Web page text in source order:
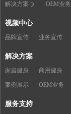
解决方案 OEM业务
视频中心
品牌宣传 业务宣传
解决方案
家庭健身 商用健身
案例展示 OEM业务
服务支持